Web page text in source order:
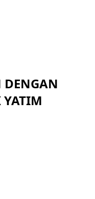
DENGAN
YATIM